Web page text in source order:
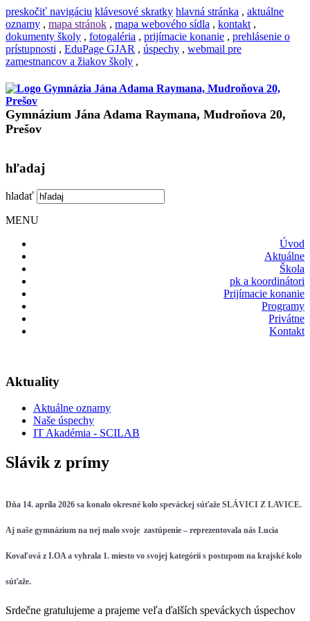
preskočiť navigáciu klávesové skratky hlavná stránka , aktuálne
oznamy , mapa stránok , mapa webového sídla , kontakt ,
dokumenty školy , fotogaléria , prijímacie konanie , prehlásenie o
prístupnosti , EduPage GJAR , úspechy , webmail pre
zamestnancov a žiakov školy ,
Gymnázium Jána Adama Raymana, Mudroňova 20,
Prešov
hľadaj
hladať
MENU
Úvod
Aktuálne
Škola
pk a koordinátori
Prijímacie konanie
Programy
Privátne
Kontakt
Aktuality
Aktuálne oznamy
Naše úspechy
IT Akadémia - SCILAB
Slávik z prímy
Dňa 14. apríla 2026 sa konalo okresné kolo speváckej súťaže SLÁVICI Z LAVICE.
Aj naše gymnázium na nej malo svoje zastúpenie – reprezentovala nás Lucia
Kovaľová z I.OA a vyhrala 1. miesto vo svojej kategórii s postupom na krajské kolo
súťaže.
Srdečne gratulujeme a prajeme veľa ďalších speváckych úspechov